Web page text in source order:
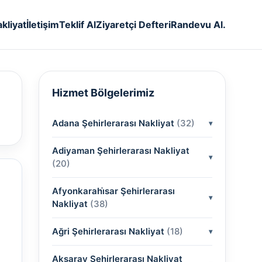
İletişimTeklif AlZiyaretçi DefteriRandevu Al.
Hizmet Bölgelerimiz
Adana Şehirlerarası Nakliyat (32)
(2)
(2)
(2)
(2)
Adiyaman Şehirlerarası Nakliyat
(20)
(2)
(2)
(2)
Afyonkarahi̇sar Şehirlerarası
Nakliyat (38)
(2)
(2)
Ağri Şehirlerarası Nakliyat (18)
(2)
Aksaray Şehirlerarası Nakliyat